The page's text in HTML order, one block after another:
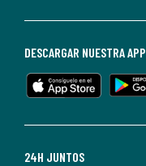
24H JUNTOS
DESCARGAR NUESTRA APP